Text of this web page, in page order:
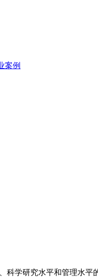
案例
学研究水平和管理水平